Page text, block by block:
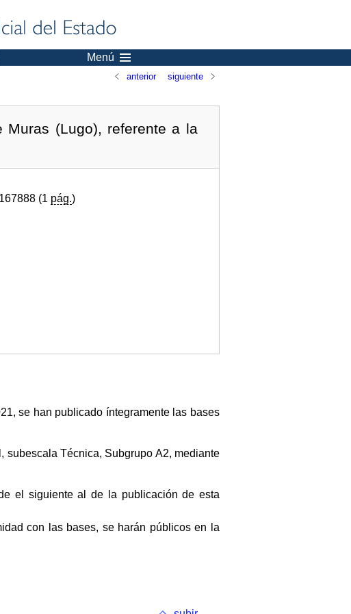
Menú
anterior siguiente
Muras (Lugo), referente a la
(1 pág.)
se han publicado íntegramente las bases
Técnica, Subgrupo A2, mediante
el siguiente al de la publicación de esta
con las bases, se harán públicos en la